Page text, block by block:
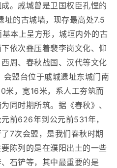
。戚城曾是卫国权臣孔悝的
址的古城墙，现存最高处7.5
本上呈方形，城垣内外的古
依次叠压着裴李岗文化、仰
周、春秋战国、汉代等文化
盟台位于戚城遗址东城门南
米，宽16米，系人工夯筑而
同时期所筑。据《春秋》、
前626年到公元前531年，
7次会盟，是我们春秋时期
陈列的是在濮阳出土的一些
石铲等，其中最重要的是